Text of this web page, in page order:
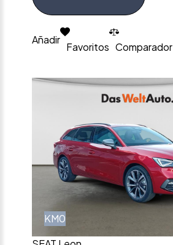
Añadir
Favoritos Comparador
KM0